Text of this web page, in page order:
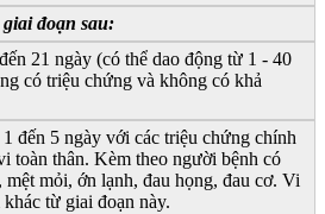
đoạn sau:
21 ngày (có thể dao động từ 1 - 40
có triệu chứng và không có khả
đến 5 ngày với các triệu chứng chính
toàn thân. Kèm theo người bệnh có
mệt mỏi, ớn lạnh, đau họng, đau cơ. Vi
từ giai đoạn này.